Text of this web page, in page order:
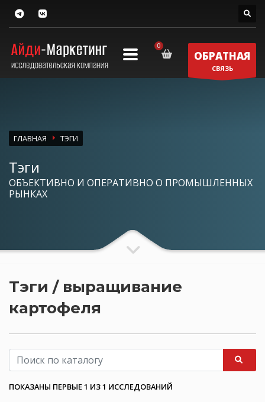
ОБРАТНАЯ
СВЯЗЬ
ГЛАВНАЯ ТЭГИ
Тэги
ОБЪЕКТИВНО И ОПЕРАТИВНО О ПРОМЫШЛЕННЫХ
РЫНКАХ
Тэги / выращивание
картофеля
ПОКАЗАНЫ ПЕРВЫЕ 1 ИЗ 1 ИССЛЕДОВАНИЙ